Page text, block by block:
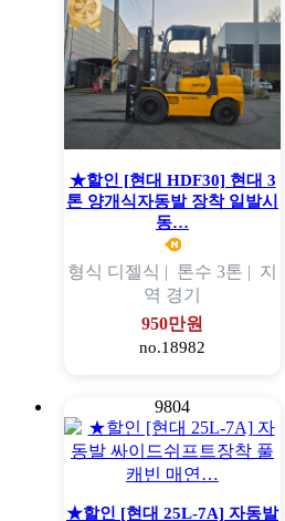
★할인 [현대 HDF30] 현대 3
톤 양개식자동발 장착 일발시
동…
형식 디젤식 | 톤수 3톤 | 지
역 경기
950만원
no.18982
9804
★할인 [현대 25L-7A] 자동발